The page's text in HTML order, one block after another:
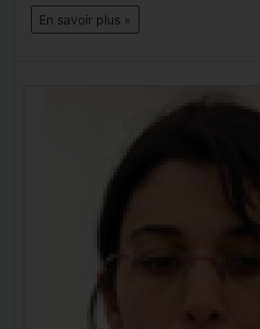
En savoir plus »